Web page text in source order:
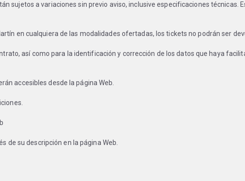
sujetos a variaciones sin previo aviso, inclusive especificaciones técnicas.
en cualquiera de las modalidades ofertadas, los tickets no podrán ser
así como para la identificación y corrección de los datos que haya
accesibles desde la página Web.
de su descripción en la página Web.